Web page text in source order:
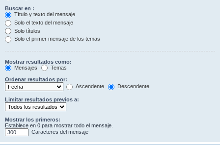
Buscar en :
Título y texto del mensaje
Solo el texto del mensaje
Solo títulos
Solo el primer mensaje de los temas
Mostrar resultados como:
Mensajes
Temas
Ordenar resultados por:
Ascendente
Descendente
Limitar resultados previos a:
Mostrar los primeros:
Establece en 0 para mostrar todo el mensaje.
Caracteres del mensaje